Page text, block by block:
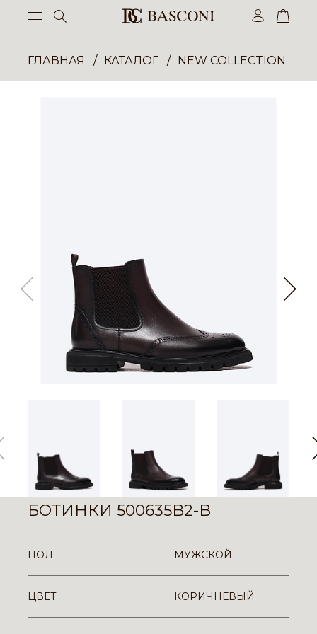
ГЛАВНАЯ КАТАЛОГ NEW COLLECTION
БОТИНКИ 500635B2-B
ПОЛ МУЖСКОЙ
ЦВЕТ КОРИЧНЕВЫЙ